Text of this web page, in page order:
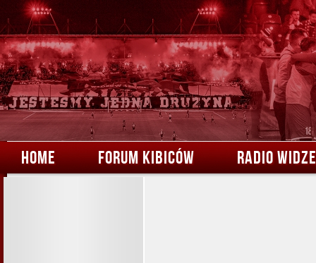
HOME FORUM KIBICÓW RADIO